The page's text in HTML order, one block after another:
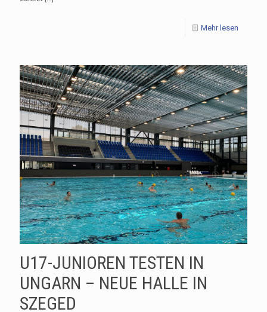
Mehr lesen
U17-JUNIOREN TESTEN IN
UNGARN – NEUE HALLE IN
SZEGED